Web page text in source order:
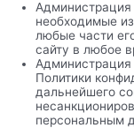
Администрация
необходимые
любые части
сайту в любое
Администрация
Политики
дальнейшего
персональным